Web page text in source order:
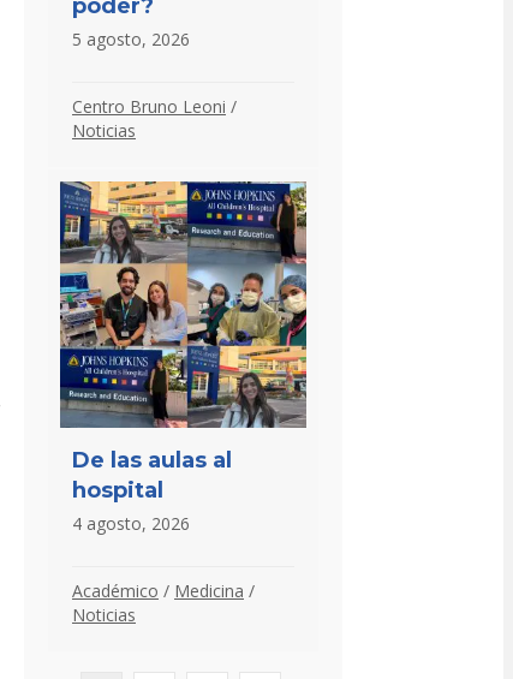
poder?
5 agosto, 2026
Centro Bruno Leoni /
Noticias
De las aulas al
hospital
4 agosto, 2026
Académico / Medicina /
Noticias